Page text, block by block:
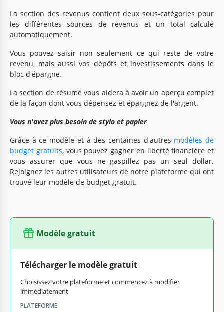
La section des revenus contient deux sous-catégories pour
les différentes sources de revenus et un total calculé
automatiquement.
Vous pouvez saisir non seulement ce qui reste de votre
revenu, mais aussi vos dépôts et investissements dans le
bloc d'épargne.
La section de résumé vous aidera à avoir un aperçu complet
de la façon dont vous dépensez et épargnez de l'argent.
Vous n'avez plus besoin de stylo et papier
Grâce à ce modèle et à des centaines d'autres modèles de
budget gratuits, vous pouvez gagner en liberté financière et
vous assurer que vous ne gaspillez pas un seul dollar.
Rejoignez les autres utilisateurs de notre plateforme qui ont
trouvé leur modèle de budget gratuit.
Modèle gratuit
Télécharger le modèle gratuit
Choisissez votre plateforme et commencez à modifier
immédiatement
PLATEFORME